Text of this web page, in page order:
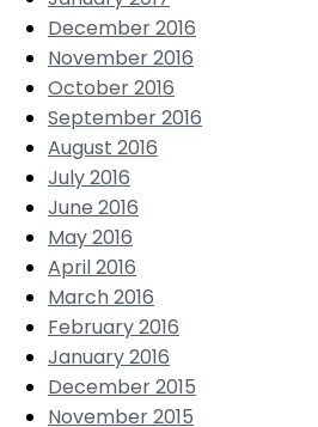
December 2016
November 2016
October 2016
September 2016
August 2016
July 2016
June 2016
May 2016
April 2016
March 2016
February 2016
January 2016
December 2015
November 2015